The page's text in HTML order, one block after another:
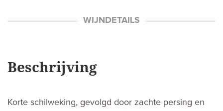
WIJNDETAILS
Beschrijving
Korte schilweking, gevolgd door zachte persing en